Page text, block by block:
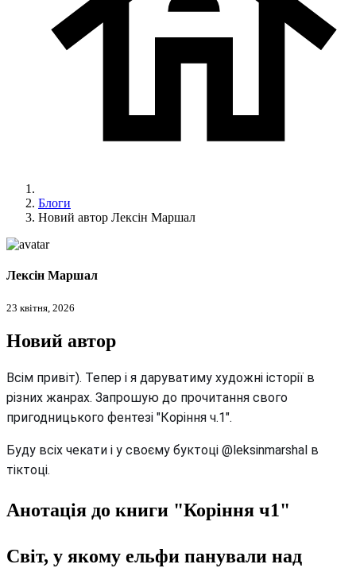
Блоги
Новий автор Лексін Маршал
Лексін Маршал
23 квітня, 2026
Новий автор
Всім привіт). Тепер і я даруватиму художні історії в
різних жанрах. Запрошую до прочитання свого
пригодницького фентезі "Коріння ч.1".
Буду всіх чекати і у своєму буктоці @leksinmarshal в
тіктоці.
Анотація до книги "Коріння ч1"
Світ, у якому ельфи панували над